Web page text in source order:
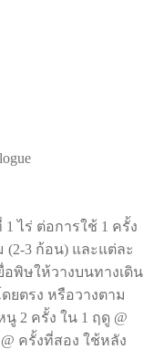
ไร่ ต่อการใช้ 1 ครั้ง
(2-3 ก้อน) และแต่ละ
อพิษให้วางบนทางเดิน
ยตรง หรือวางตาม
2 ครั้ง ใน 1 ฤดู @
ครั้งที่สอง ใช้หลัง